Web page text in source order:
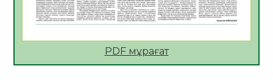
05.08.2026
29
құралдарының таныстырылымы өтті
PDF мұрағат